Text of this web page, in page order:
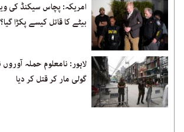
امریکہ: پچاس سیکنڈ کی
بیٹے کا قاتل کیسے پکڑا گیا؟
لاہور: نامعلوم حملہ
گولی مار کر قتل کر دیا